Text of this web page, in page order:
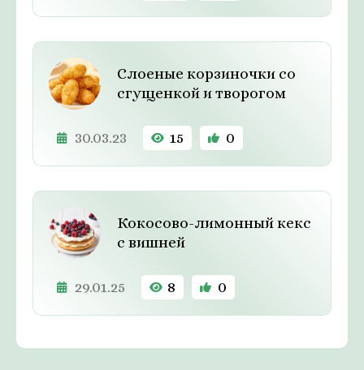
Слоеные корзиночки со
сгущенкой и творогом
30.03.23 15 0
Кокосово-лимонный кекс
с вишней
29.01.25 8 0